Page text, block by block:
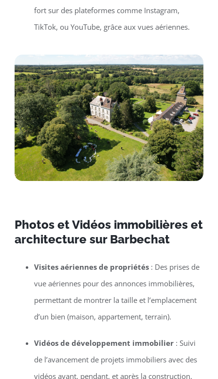
fort sur des plateformes comme Instagram,
TikTok, ou YouTube, grâce aux vues aériennes.
Photos et Vidéos immobilières et
architecture sur Barbechat
Visites aériennes de propriétés: Des prises de
vue aériennes pour des annonces immobilières,
permettant de montrer la taille et l’emplacement
d’un bien (maison, appartement, terrain).
Vidéos de développement immobilier: Suivi
de l’avancement de projets immobiliers avec des
vidéos avant, pendant, et après la construction.